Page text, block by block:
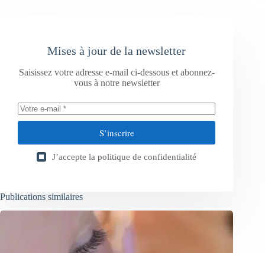
Mises à jour de la newsletter
Saisissez votre adresse e-mail ci-dessous et abonnez-
vous à notre newsletter
S’inscrire
J’accepte la politique de confidentialité
Publications similaires